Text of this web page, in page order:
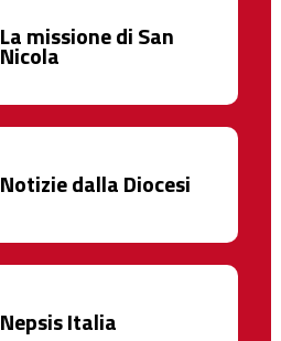
La missione di San
Nicola
Notizie dalla Diocesi
Nepsis Italia